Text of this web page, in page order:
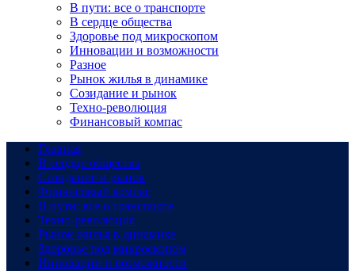
В пути: все о транспорте
В сердце общества
Здоровье под микроскопом
Инновации и возможности
Разное
Рынок жилья в динамике
Созидание и рынок
Техно-революция
Финансовый компас
Главная
В сердце общества
Созидание и рынок
Финансовый компас
В пути: все о транспорте
Техно-революция
Рынок жилья в динамике
Здоровье под микроскопом
Инновации и возможности